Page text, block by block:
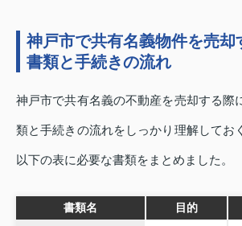
神戸市で共有名義物件を売却
書類と手続きの流れ
神戸市で共有名義の不動産を売却する際
類と手続きの流れをしっかり理解してお
以下の表に必要な書類をまとめました。
書類名 目的